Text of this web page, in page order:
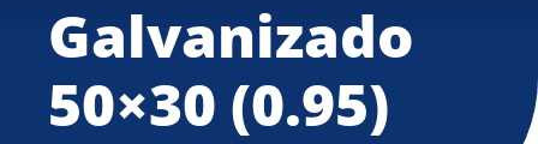
Galvanizado
50×30 (0.95)